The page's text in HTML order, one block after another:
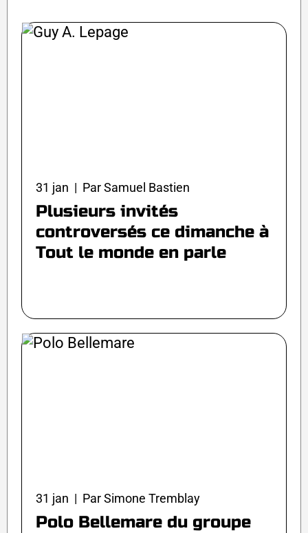
31 jan | Par Samuel Bastien
Plusieurs invités
controversés ce dimanche à
Tout le monde en parle
31 jan | Par Simone Tremblay
Polo Bellemare du groupe